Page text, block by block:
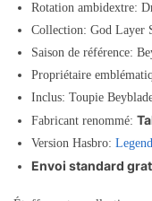
Rotation ambidextre:
Collection: God Layer
Saison de référence:
Propriétaire
Inclus: Toupie
Fabricant renommé:
Version Hasbro:
Envoi standard